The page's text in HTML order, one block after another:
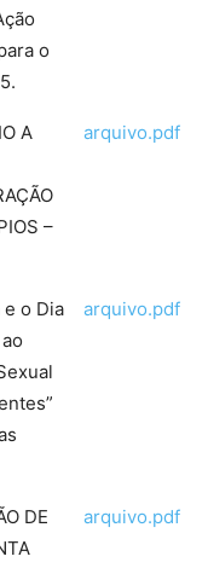
o
A
–
arquivo.pdf
e o Dia
arquivo.pdf
DE
arquivo.pdf